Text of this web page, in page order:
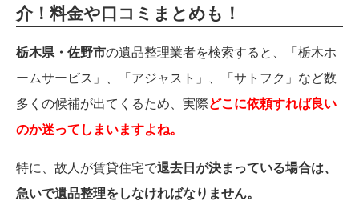
介！料金や口コミまとめも！
栃木県・佐野市の遺品整理業者を検索すると、「栃木ホ
ームサービス」、「アジャスト」、「サトフク」など数
多くの候補が出てくるため、実際どこに依頼すれば良い
のか迷ってしまいますよね。
特に、故人が賃貸住宅で退去日が決まっている場合は、
急いで遺品整理をしなければなりません。